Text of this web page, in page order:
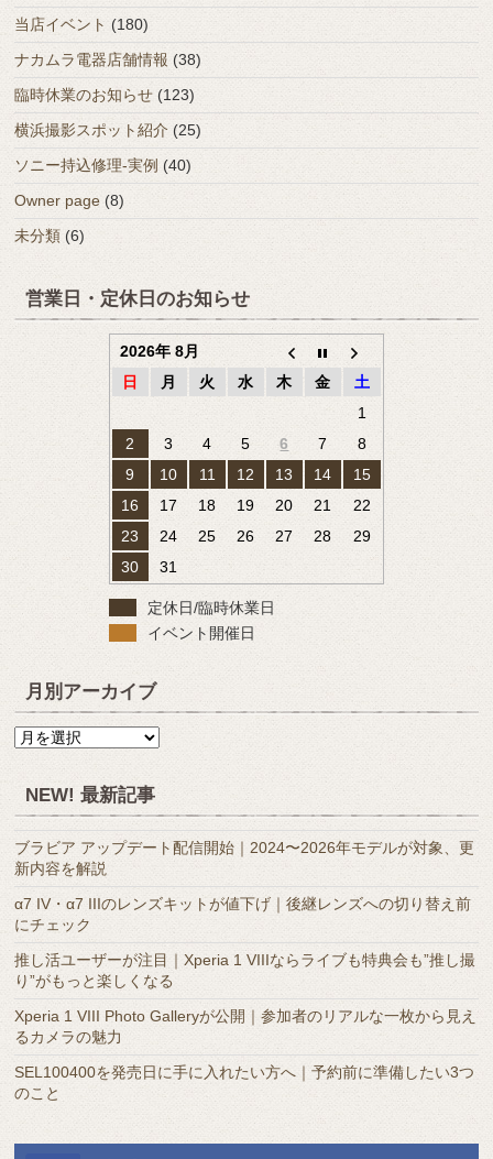
当店イベント (180)
ナカムラ電器店舗情報 (38)
臨時休業のお知らせ (123)
横浜撮影スポット紹介 (25)
ソニー持込修理-実例 (40)
Owner page (8)
未分類 (6)
営業日・定休日のお知らせ
2026年 8月
日
月 火 水 木 金
土
1
2
3 4 5 6 7
8
9
10 11 12 13 14
15
16
17 18 19 20 21
22
23
24 25 26 27 28
29
30
31
定休日/臨時休業日
イベント開催日
月別アーカイブ
月
ー
カ
イ
ブ
NEW! 最新記事
ブラビア アップデート配信開始｜2024〜2026年モデルが対象、更
新内容を解説
α7 IV・α7 IIIのレンズキットが値下げ｜後継レンズへの切り替え前
にチェック
推し活ユーザーが注目｜Xperia 1 VIIIならライブも特典会も”推し撮
り”がもっと楽しくなる
Xperia 1 VIII Photo Galleryが公開｜参加者のリアルな一枚から見え
るカメラの魅力
SEL100400を発売日に手に入れたい方へ｜予約前に準備したい3つ
のこと